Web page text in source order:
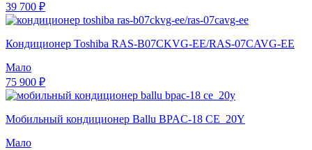
39 700 ₽
Кондиционер Toshiba RAS-B07CKVG-EE/RAS-07CAVG-EE
Мало
75 900 ₽
Мобильный кондиционер Ballu BPAC-18 CE_20Y
Мало